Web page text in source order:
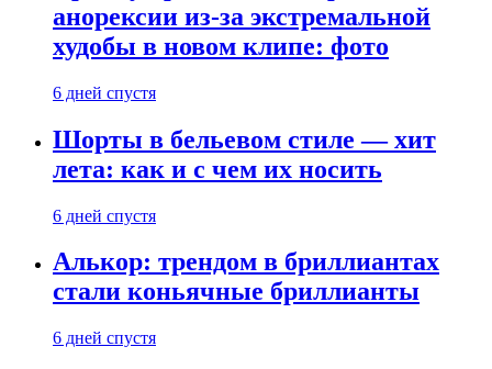
анорексии из-за экстремальной
худобы в новом клипе: фото
6 дней спустя
Шорты в бельевом стиле — хит
лета: как и с чем их носить
6 дней спустя
Алькор: трендом в бриллиантах
стали коньячные бриллианты
6 дней спустя